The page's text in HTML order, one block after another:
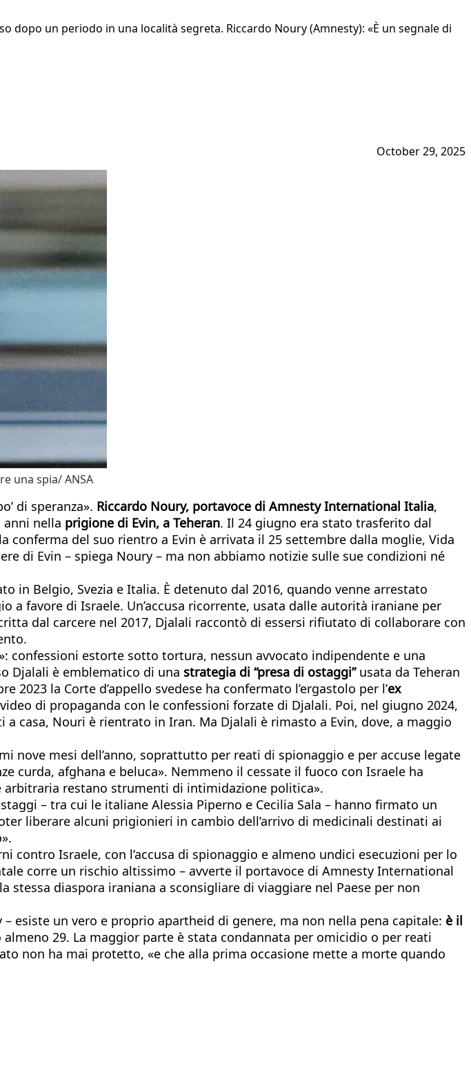
un periodo in una località segreta. Riccardo Noury (Amnesty): «È un segnale di
October 29, 2025
una spia/ ANSA
di speranza». Riccardo Noury, portavoce di Amnesty International Italia,
nella prigione di Evin, a Teheran. Il 24 giugno era stato trasferito dal
del suo rientro a Evin è arrivata il 25 settembre dalla moglie, Vida
di Evin – spiega Noury – ma non abbiamo notizie sulle sue condizioni né
in Belgio, Svezia e Italia. È detenuto dal 2016, quando venne arrestato
favore di Israele. Un’accusa ricorrente, usata dalle autorità iraniane per
dal carcere nel 2017, Djalali raccontò di essersi rifiutato di collaborare con
confessioni estorte sotto tortura, nessun avvocato indipendente e una
Djalali è emblematico di una strategia di “presa di ostaggi”usata da Teheran
la Corte d’appello svedese ha confermato l’ergastolo per l’ex
di propaganda con le confessioni forzate di Djalali. Poi, nel giugno 2024,
casa, Nouri è rientrato in Iran. Ma Djalali è rimasto a Evin, dove, a maggio
nove mesi dell’anno, soprattutto per reati di spionaggio e per accuse legate
curda, afghana e beluca». Nemmeno il cessate il fuoco con Israele ha
arbitraria restano strumenti di intimidazione politica».
– tra cui le italiane Alessia Piperno e Cecilia Sala – hanno firmato un
liberare alcuni prigionieri in cambio dell’arrivo di medicinali destinati ai
Israele, con l’accusa di spionaggio e almeno undici esecuzioni per lo
corre un rischio altissimo – avverte il portavoce di Amnesty International
diaspora iraniana a sconsigliare di viaggiare nel Paese per non
esiste un vero e proprio apartheid di genere, ma non nella pena capitale: è il
almeno 29. La maggior parte è stata condannata per omicidio o per reati
non ha mai protetto, «e che alla prima occasione mette a morte quando